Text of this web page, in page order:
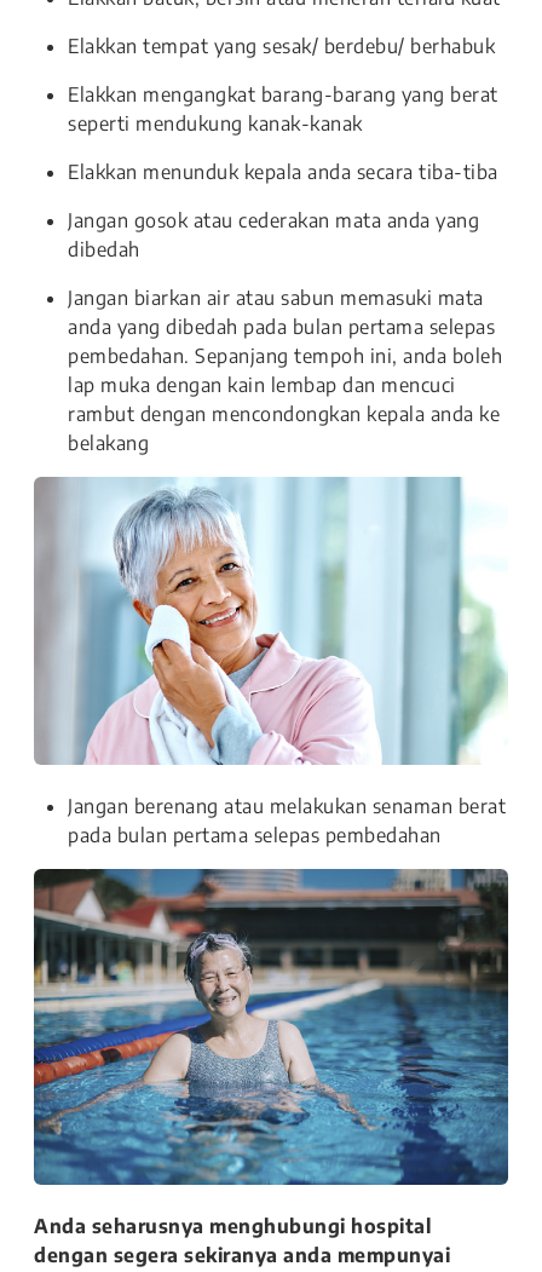
Elakkan tempat yang sesak/ berdebu/ berhabuk
Elakkan mengangkat barang-barang yang berat
seperti mendukung kanak-kanak
Elakkan menunduk kepala anda secara tiba-tiba
Jangan gosok atau cederakan mata anda yang
dibedah
Jangan biarkan air atau sabun memasuki mata
anda yang dibedah pada bulan pertama selepas
pembedahan. Sepanjang tempoh ini, anda boleh
lap muka dengan kain lembap dan mencuci
rambut dengan mencondongkan kepala anda ke
belakang
Jangan berenang atau melakukan senaman berat
pada bulan pertama selepas pembedahan
Anda seharusnya menghubungi hospital
dengan segera sekiranya anda mempunyai